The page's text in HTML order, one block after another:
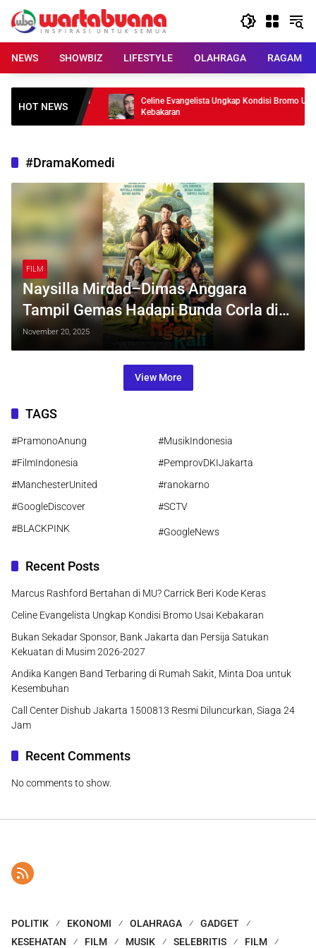
content
NEWS
SHOWBIZ LIFESTYLE OLAHRAGA RAGAM
HOT NEWS
MU? Carrick Beri
Celine Evangelista Ungkap Kondisi Bromo Usai
Kebakaran
#DramaKomedi
FILM
Naysilla Mirdad–Dimas Anggara
Tampil Gemas Hadapi Bunda Corla di
Film Mertua Ngeri Kali
November 20, 2025
View More
TAGS
#PramonoAnung
#MusikIndonesia
#FilmIndonesia
#PemprovDKIJakarta
#ManchesterUnited
#ranokarno
#GoogleDiscover
#SCTV
#BLACKPINK
#GoogleNews
Recent Posts
Marcus Rashford Bertahan di MU? Carrick Beri Kode Keras
Celine Evangelista Ungkap Kondisi Bromo Usai Kebakaran
Bukan Sekadar Sponsor, Bank Jakarta dan Persija Satukan
Kekuatan di Musim 2026-2027
Andika Kangen Band Terbaring di Rumah Sakit, Minta Doa untuk
Kesembuhan
Call Center Dishub Jakarta 1500813 Resmi Diluncurkan, Siaga 24
Jam
Recent Comments
No comments to show.
POLITIK EKONOMI OLAHRAGA
GADGET
KESEHATAN
FILM MUSIK SELEBRITIS FILM